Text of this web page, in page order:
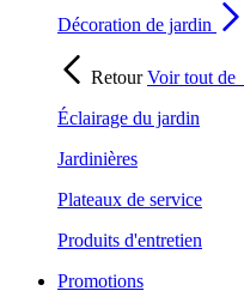
Décoration de jardin
RetourVoir tout de
Éclairage du jardin
Jardinières
Plateaux de service
Produits d'entretien
Promotions